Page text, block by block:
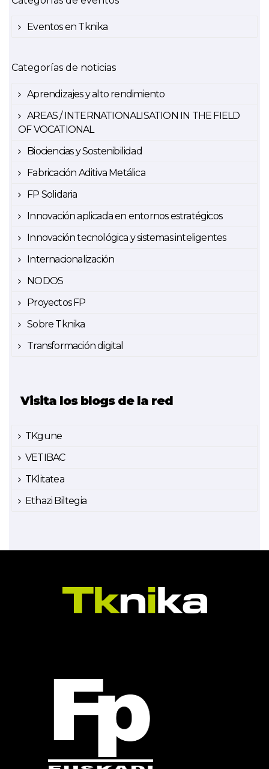
Eventos en Tknika
Categorías de noticias
Aprendizajes y alto rendimiento
AREAS / INTERNATIONALISATION IN THE FIELD
OF VOCATIONAL
Biociencias y Sostenibilidad
Fabricación Aditiva Metálica
FP Solidaria
Innovación aplicada en entornos estratégicos
Innovación tecnológica y sistemas inteligentes
Internacionalización
NODOS
Proyectos FP
Sobre Tknika
Transformación digital
Visita los blogs de la red
TKgune
VETIBAC
TKlitatea
Ethazi Biltegia